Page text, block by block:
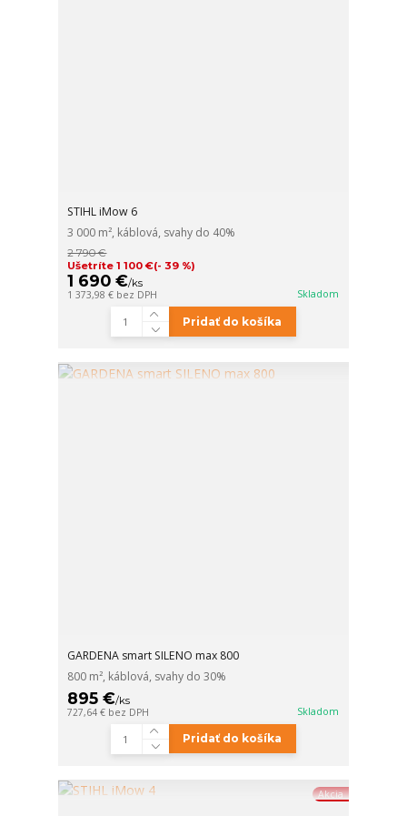
STIHL iMow 6
3 000 m², káblová, svahy do 40%
2 790 €
Ušetríte 1 100 €(- 39 %)
1 690 €/ks
1 373,98 € bez DPH Skladom
Pridať do košíka
GARDENA smart SILENO max 800
800 m², káblová, svahy do 30%
895 €/ks
727,64 € bez DPH Skladom
Pridať do košíka
Akcia